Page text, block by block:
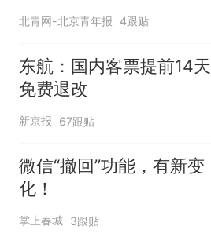
球员
北青网-北京青年报 4跟贴
东航：国内客票提前14天
免费退改
新京报 67跟贴
微信“撤回”功能，有新变
化！
掌上春城 3跟贴